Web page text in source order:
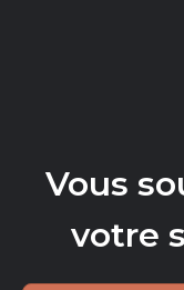
Vous
votre